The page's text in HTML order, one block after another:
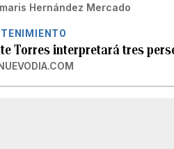
Hernández Mercado
Torres interpretará tres